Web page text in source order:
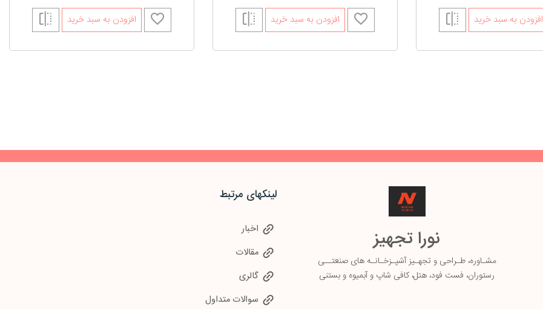
افزودن به سبد خرید افزودن به سبد خرید افزودن به سبد خرید
نورا تجهیز
مشـاوره، طـراحی و تجهـیز آشپـزخـانـه های صنعتــی
رستوران، فست فود، هتل، کافی شاپ و آبمیوه و بستنی
لینکهای مرتبط
اخبار
مقالات
گالری
سوالات متداول